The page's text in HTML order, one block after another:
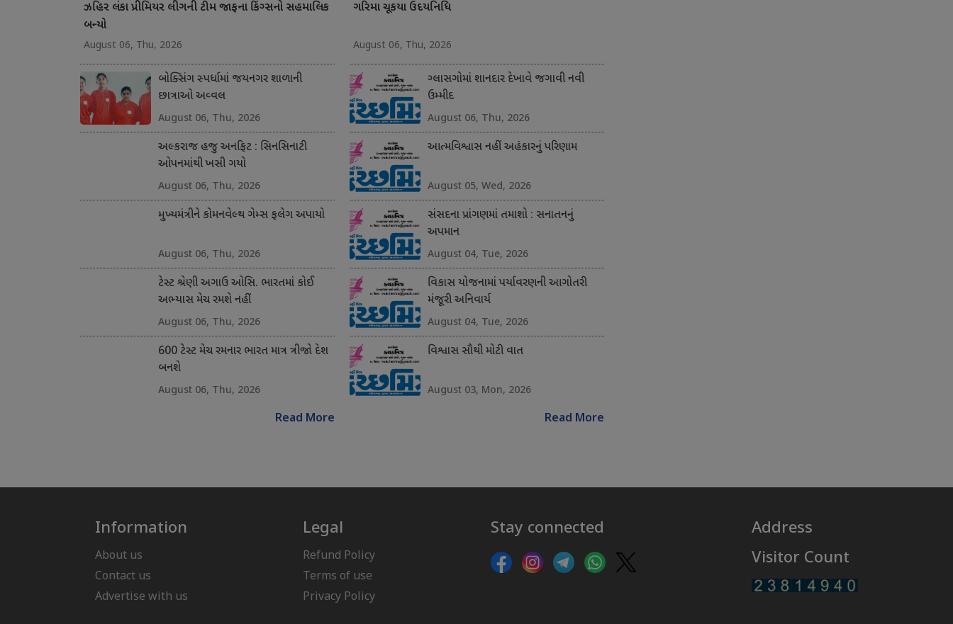
ઝહિર લંકા પ્રીમિયર લીગની ટીમ જાફના કિંગ્સનો સહમાલિક
બન્યો
August 06, Thu, 2026
બોક્સિંગ સ્પર્ધામાં જયનગર શાળાની
છાત્રાઓ અવ્વલ
August 06, Thu, 2026
અલ્કરાજ હજુ અનફિટ : સિનસિનાટી
ઓપનમાંથી ખસી ગયો
August 06, Thu, 2026
મુખ્યમંત્રીને કોમનવેલ્થ ગેમ્સ ફલેગ અપાયો
August 06, Thu, 2026
ટેસ્ટ શ્રેણી અગાઉ ઓસિ. ભારતમાં કોઈ
અભ્યાસ મેચ રમશે નહીં
August 06, Thu, 2026
600 ટેસ્ટ મેચ રમનાર ભારત માત્ર ત્રીજો દેશ
બનશે
August 06, Thu, 2026
Read More
ગરિમા ચૂકયા ઉદયનિધિ
August 06, Thu, 2026
ગ્લાસગોમાં શાનદાર દેખાવે જગાવી નવી
ઉમ્મીદ
August 06, Thu, 2026
આત્મવિશ્વાસ નહીં અહંકારનું પરિણામ
August 05, Wed, 2026
સંસદના પ્રાંગણમાં તમાશો : સનાતનનું
અપમાન
August 04, Tue, 2026
વિકાસ યોજનામાં પર્યાવરણની આગોતરી
મંજૂરી અનિવાર્ય
August 04, Tue, 2026
વિશ્વાસ સૌથી મોટી વાત
August 03, Mon, 2026
Read More
Information
About us
Contact us
Advertise with us
Legal
Refund Policy
Terms of use
Privacy Policy
Stay connected Address
Visitor Count